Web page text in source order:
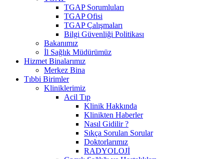
TGAP Sorumluları
TGAP Ofisi
TGAP Çalışmaları
Bilgi Güvenliği Politikası
Bakanımız
İl Sağlık Müdürümüz
Hizmet Binalarımız
Merkez Bina
Tıbbi Birimler
Kliniklerimiz
Acil Tıp
Klinik Hakkında
Klinikten Haberler
Nasıl Gidilir ?
Sıkça Sorulan Sorular
Doktorlarımız
RADYOLOJİ